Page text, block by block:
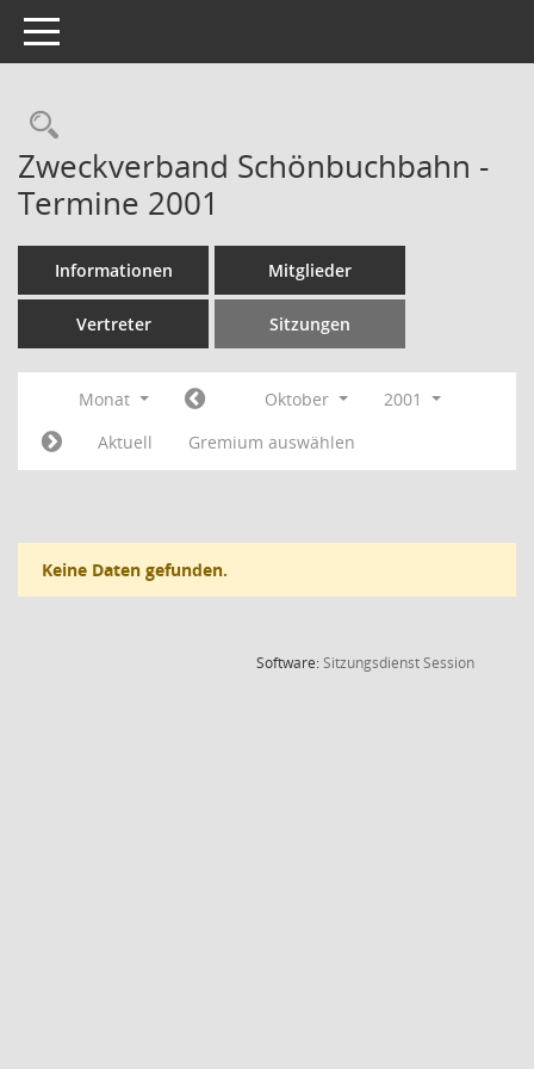
Toggle navigation
Rechercheauswahl
Zweckverband Schönbuchbahn -
Termine 2001
Informationen Mitglieder
Vertreter Sitzungen
Monat Oktober
2001
Aktuell
Gremium auswählen
Keine Daten gefunden.
Software:SitzungsdienstSession(Wird in